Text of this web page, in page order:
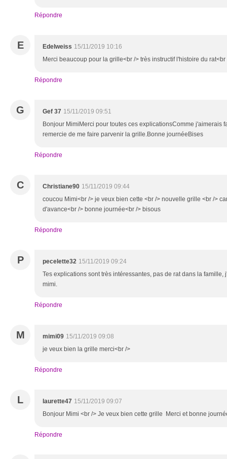
Répondre
E Edelweiss 15/11/2019 10:16
Merci beaucoup pour la grille<br /> très instructif l'histoire du
Répondre
G Gef 37 15/11/2019 09:51
Bonjour MimiMerci pour toutes ces explicationsComme j'aimerais
remercie de me faire parvenir la grille.Bonne journéeBises
Répondre
C Christiane90 15/11/2019 09:44
coucou Mimi<br /> je veux bien cette <br /> nouvelle grille <br />
d'avance<br /> bonne journée<br /> bisous
Répondre
P pecelette32 15/11/2019 09:24
Tes explications sont très intéressantes, pas de rat dans la famille,
mimi.
Répondre
M mimi09 15/11/2019 09:08
je veux bien la grille merci<br />
Répondre
L laurette47 15/11/2019 09:07
Bonjour Mimi <br /> Je veux bien cette grille Merci et bonne
Répondre